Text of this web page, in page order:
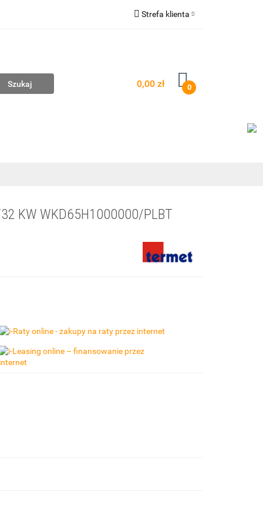
Strefa klienta
Dodaj zgłoszenie
0,00 zł 0
32 KW WKD65H1000000/PLBT